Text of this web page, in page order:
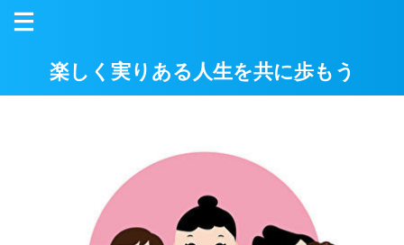
楽しく実りある人生を共に歩もう